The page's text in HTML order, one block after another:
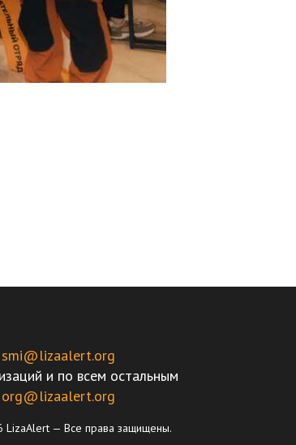
smi@lizaalert.org
и по всем остальным
org@lizaalert.org
— Все права защищены.